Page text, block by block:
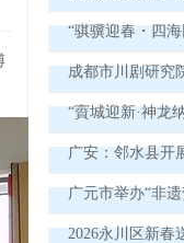
年
“骐骥迎春・四
举办
成都市川剧研究
演出
“賨城迎新·神龙
动
广安：邻水县开
广元市举办“非
年集市展演活动
2026永川区新春